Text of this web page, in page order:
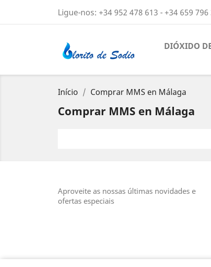
Ligue-nos: +34 952 478 613 - +34 659 796
DIÓXIDO
Início Comprar MMS en Málaga
Comprar MMS en Málaga
Aproveite as nossas últimas novidades e
ofertas especiais